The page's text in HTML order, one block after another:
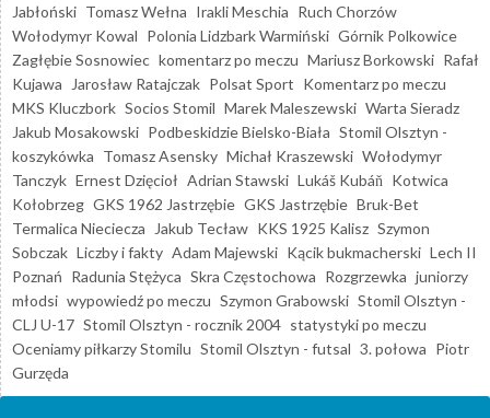
Jabłoński Tomasz Wełna Irakli Meschia Ruch Chorzów
Wołodymyr Kowal Polonia Lidzbark Warmiński Górnik Polkowice
Zagłębie Sosnowiec komentarz po meczu Mariusz Borkowski Rafał
Kujawa
Jarosław Ratajczak Polsat Sport Komentarz po meczu
MKS Kluczbork Socios Stomil Marek Maleszewski Warta Sieradz
Jakub Mosakowski Podbeskidzie Bielsko-Biała Stomil Olsztyn -
koszykówka Tomasz Asensky Michał Kraszewski Wołodymyr
Tanczyk Ernest Dzięcioł Adrian Stawski Lukáš Kubáň Kotwica
Kołobrzeg GKS 1962 Jastrzębie GKS Jastrzębie Bruk-Bet
Termalica Nieciecza
Jakub Tecław KKS 1925 Kalisz Szymon
Sobczak Liczby i fakty Adam Majewski Kącik bukmacherski Lech II
Poznań Radunia Stężyca Skra Częstochowa Rozgrzewka juniorzy
młodsi wypowiedź po meczu Szymon Grabowski Stomil Olsztyn -
CLJ U-17 Stomil Olsztyn - rocznik 2004 statystyki po meczu
Oceniamy piłkarzy Stomilu Stomil Olsztyn - futsal 3. połowa Piotr
Gurzęda